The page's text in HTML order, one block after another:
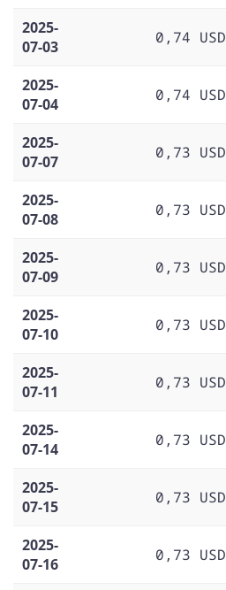
2025-
07-03
0,74 USD
2025-
07-04
0,74 USD
2025-
07-07
0,73 USD
2025-
07-08
0,73 USD
2025-
07-09
0,73 USD
2025-
07-10
0,73 USD
2025-
07-11
0,73 USD
2025-
07-14
0,73 USD
2025-
07-15
0,73 USD
2025-
07-16
0,73 USD